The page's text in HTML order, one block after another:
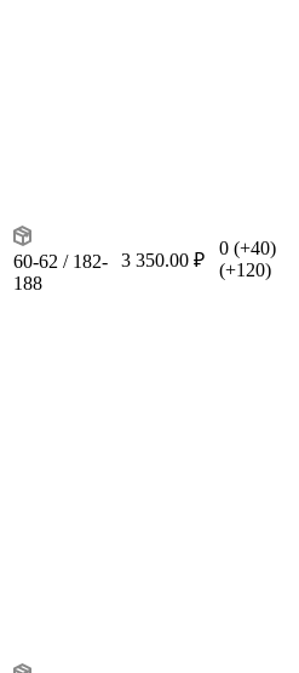
60-62 / 182-
188
3 350.00 ₽
0 (+40)
(+120)